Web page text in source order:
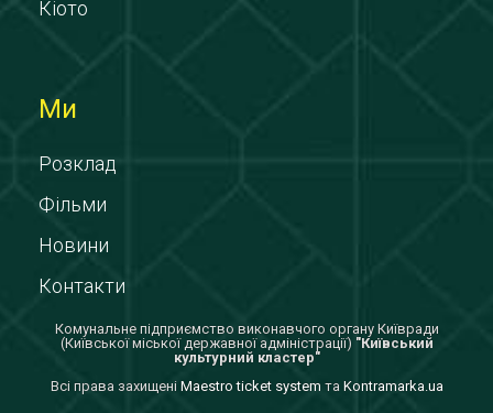
Кіото
Ми
Розклад
Фільми
Новини
Контакти
Комунальне підприємство виконавчого органу Київради
(Київської міської державної адміністрації) "Київський
культурний кластер"
Всi права захищенi Maestro ticket system та Kontramarka.ua